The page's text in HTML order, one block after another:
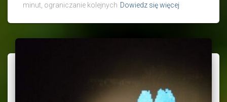
minut, ograniczanie kolejnych Dowiedz się więcej